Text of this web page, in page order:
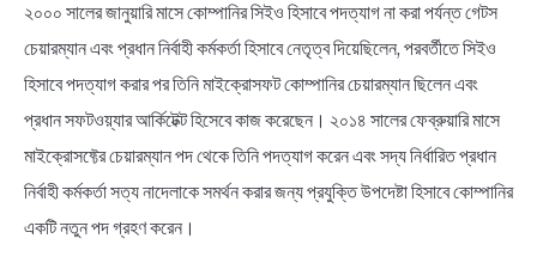
২০০০ সালের জানুয়ারি মাসে কোম্পানির সিইও হিসাবে পদত্যাগ না করা পর্যন্ত গেটস
চেয়ারম্যান এবং প্রধান নির্বাহী কর্মকর্তা হিসাবে নেতৃত্ব দিয়েছিলেন, পরবর্তীতে সিইও
হিসাবে পদত্যাগ করার পর তিনি মাইক্রোসফট কোম্পানির চেয়ারম্যান ছিলেন এবং
প্রধান সফটওয়্যার আর্কিটেক্ট হিসেবে কাজ করেছেন। ২০১৪ সালের ফেব্রুয়ারি মাসে
মাইক্রোসফ্টের চেয়ারম্যান পদ থেকে তিনি পদত্যাগ করেন এবং সদ্য নির্ধারিত প্রধান
নির্বাহী কর্মকর্তা সত্য নাদেলাকে সমর্থন করার জন্য প্রযুক্তি উপদেষ্টা হিসাবে কোম্পানির
একটি নতুন পদ গ্রহণ করেন।